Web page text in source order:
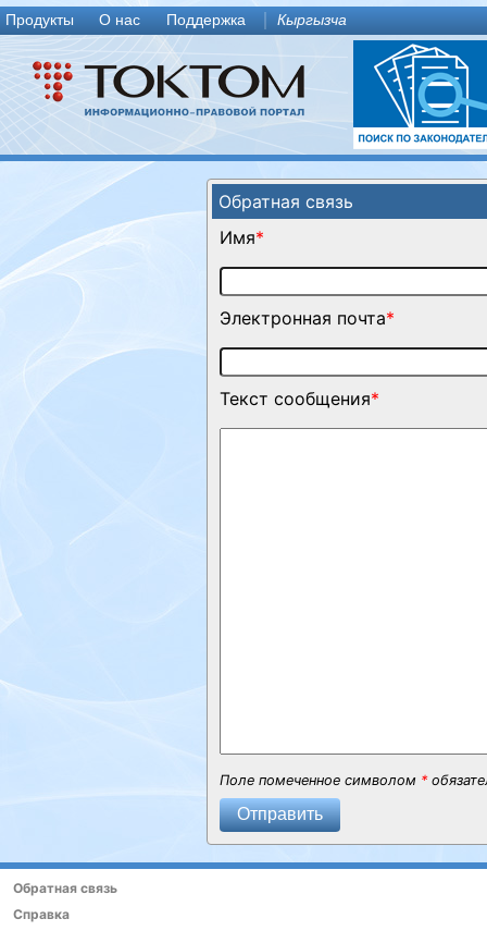
Продукты О нас Поддержка Кыргызча
Обратная связь
Имя*
Электронная почта*
Текст сообщения*
Поле помеченное символом *
Отправить
Обратная связь
Справка